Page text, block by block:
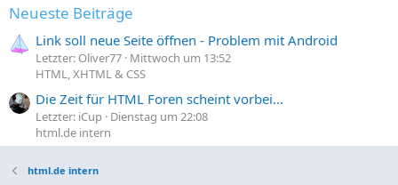
Neueste Beiträge
Link soll neue Seite öffnen - Problem mit Android
Letzter: Oliver77 Mittwoch um 13:52
HTML, XHTML & CSS
Die Zeit für HTML Foren scheint vorbei...
Letzter: iCup Dienstag um 22:08
html.de intern
html.de intern